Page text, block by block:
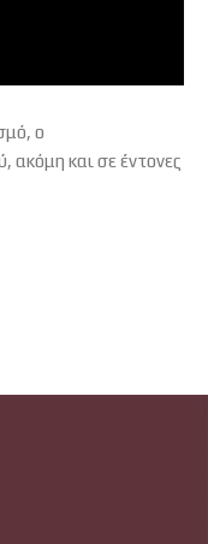
ο
ακόμη και σε έντονες